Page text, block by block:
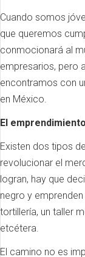
Cuando somos
que queremos
conmocionará al
empresarios, pero
encontramos con
en México.
El
Existen dos tipos
revolucionar el
logran, hay que
negro y
tortillería, un taller
etcétera.
El camino no es